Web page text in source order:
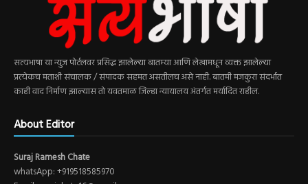
सत्यभाषा या न्युज पोर्टलवर प्रसिद्ध झालेल्या बातम्या आणि लेखामधून व्यक्त झालेल्या
प्रत्येकच मताशी संचालक / संपादक सहमत असतीलच असे नाही. बातमी मजकुरा संदर्भात
काही वाद निर्माण झाल्यास तो यवतमाळ जिल्हा न्यायालय अंतर्गत मर्यादित राहील.
About Editor
Suraj Ramesh Chate
whatsApp: +919518585970